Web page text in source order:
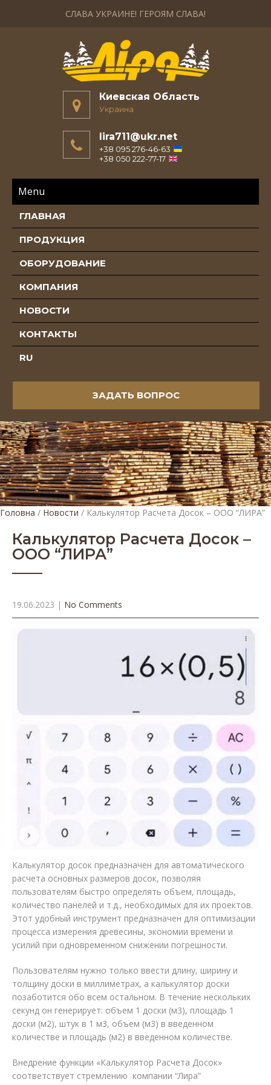
СЛАВА УКРАИНЕ! ГЕРОЯМ СЛАВА!
Киевская Область
Украина
lira711@ukr.net
+38 095 276-46-63
+38 050 222-77-17
Menu
ГЛАВНАЯ
ПРОДУКЦИЯ
ОБОРУДОВАНИЕ
КОМПАНИЯ
НОВОСТИ
КОНТАКТЫ
RU
ЗАДАТЬ ВОПРОС
Головна / Новости / Калькулятор Расчета Досок – ООО “ЛИРА”
Калькулятор Расчета Досок –
ООО “ЛИРА”
19.06.2023 | No Comments
Калькулятор досок предназначен для автоматического
расчета основных размеров досок, позволяя
пользователям быстро определять объем, площадь,
количество панелей и т.д., необходимых для их проектов.
Этот удобный инструмент предназначен для оптимизации
процесса измерения древесины, экономии времени и
усилий при одновременном снижении погрешности.
Пользователям нужно только ввести длину, ширину и
толщину доски в миллиметрах, а калькулятор доски
позаботится обо всем остальном. В течение нескольких
секунд он генерирует: объем 1 доски (м3), площадь 1
доски (м2), штук в 1 м3, объем (м3) в введенном
количестве и площадь (м2) в введенном количестве.
Внедрение функции «Калькулятор Расчета Досок»
соответствует стремлению компании “Лира”